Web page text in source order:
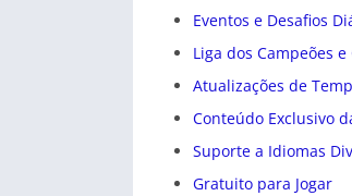
Eventos e Desafios
Liga dos Campeões
Atualizações de
Conteúdo Exclusivo
Suporte a Idiomas
Gratuito para Jogar